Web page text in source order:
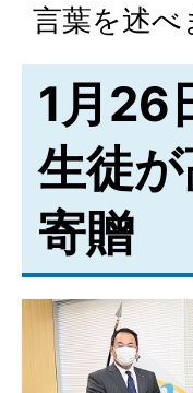
言葉を述べ
1月26
生徒
寄贈